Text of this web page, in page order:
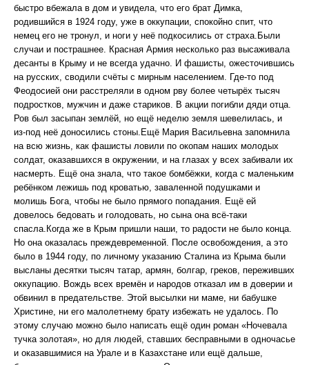
быстро вбежала в дом и увидела, что его брат Димка,
родившийся в 1924 году, уже в оккупации, спокойно спит, что
немец его не тронул, и ноги у неё подкосились от страха.Были
случаи и пострашнее. Красная Армия несколько раз высаживала
десанты в Крыму и не всегда удачно. И фашисты, ожесточившись
на русских, сводили счёты с мирным населением. Где-то под
Феодосией они расстреляли в одном рву более четырёх тысяч
подростков, мужчин и даже стариков. В акции погибли дяди отца.
Ров был засыпан землёй, но ещё неделю земля шевелилась, и
из-под неё доносились стоны.Ещё Мария Васильевна запомнила
на всю жизнь, как фашисты ловили по окопам наших молодых
солдат, оказавшихся в окружении, и на глазах у всех забивали их
насмерть. Ещё она знала, что такое бомбёжки, когда с маленьким
ребёнком лежишь под кроватью, заваленной подушками и
молишь Бога, чтобы не было прямого попадания. Ещё ей
довелось бедовать и голодовать, но сына она всё-таки
спасла.Когда же в Крым пришли наши, то радости не было конца.
Но она оказалась преждевременной. После освобождения, а это
было в 1944 году, по личному указанию Сталина из Крыма были
высланы десятки тысяч татар, армян, болгар, греков, переживших
оккупацию. Вождь всех времён и народов отказал им в доверии и
обвинил в предательстве. Этой высылки ни маме, ни бабушке
Христине, ни его малолетнему брату избежать не удалось. По
этому случаю можно было написать ещё один роман «Ночевала
тучка золотая», но для людей, ставших бесправными в одночасье
и оказавшимися на Урале и в Казахстане или ещё дальше,